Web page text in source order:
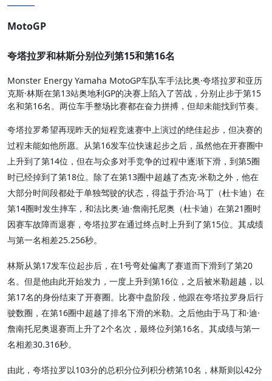
MotoGP
夸塔拉罗和林斯分别位列第15和第16名
Monster Energy Yamaha MotoGP车队车手法比奥·夸塔拉罗和亚历
克斯·林斯在第13站奥地利GP的决赛上陷入了苦战，分别止步于第15
名和第16名。两位车手整场比赛都在奋力拼搏，但却未能找到节奏。
夸塔拉罗希望再现昨天的短程竞速赛中上演过的绝佳起步，但决赛的
过程未能如他所愿。从第16发车位快速起步之后，虽然他在开赛圈中
上升到了第14位，但在与众多对手竞争的过程中逐渐下滑，到第5圈
时已经掉到了第18位。除了在第13圈中超越了杰克·米勒之外，他在
大部分时间段都处于单独驾驶的状态，得益于乔治·马丁（杜卡迪）在
第14圈时发生摔车，和法比奥·迪·詹南托尼奥（杜卡迪）在第21圈时
因赛车故障而退赛，夸塔拉罗在通过终点时上升到了第15位。其成绩
与第一名相差25.256秒。
林斯从第17发车位起步后，在1号弯处偏离了赛道而下滑到了第20
名。但是他由此开始发力，一度上升到第16位，之后被米勒超越，以
第17名的身份结束了开赛圈。比赛中盘阶段，他跟在夸塔拉罗身后行
驶数圈，在第16圈中超越了排名下滑的米勒。之后他由于马丁和·迪·
詹南托尼奥退赛而上升了2个名次，最终位列第16名。其成绩与第一
名相差30.316秒。
由此，夸塔拉罗以103分的总积分位列积分榜第10名，林斯则以42分